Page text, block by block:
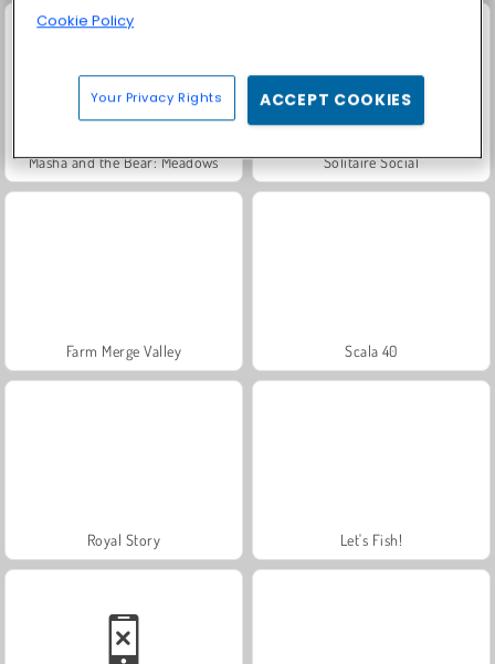
Masha and the Bear: Meadows Solitaire Social
Farm Merge Valley Scala 40
Royal Story Let's Fish!
Cookie Policy
Your Privacy Rights ACCEPT COOKIES